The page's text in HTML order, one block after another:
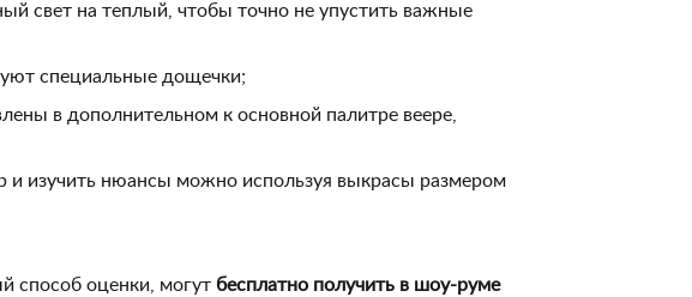
свет на теплый, чтобы точно не упустить важные
специальные дощечки;
в дополнительном к основной палитре веере,
и изучить нюансы можно используя выкрасы размером
способ оценки, могут бесплатно получить в шоу-руме